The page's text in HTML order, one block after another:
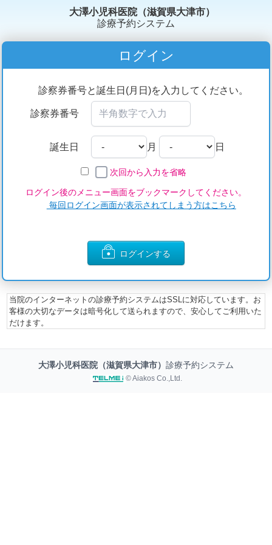
大澤小児科医院（滋賀県大津市）
診療予約システム
ログイン
診察券番号と誕生日(月日)を入力してください。
診察券番号
誕生日 月 日
次回から入力を省略
ログイン後のメニュー画面をブックマークしてください。
毎回ログイン画面が表示されてしまう方はこちら
ログインする
当院のインターネットの診療予約システムはSSLに対応しています。お
客様の大切なデータは暗号化して送られますので、安心してご利用いた
だけます。
大澤小児科医院（滋賀県大津市） 診療予約システム
© Aiakos Co.,Ltd.